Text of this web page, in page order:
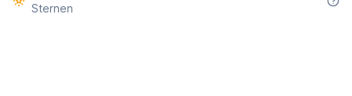
Sternen